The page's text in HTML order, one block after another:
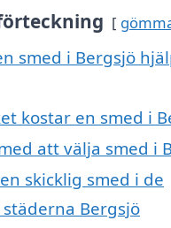
smed i Bergsjö
kostar en smed i
att välja smed i
skicklig smed i de
Bergsjö